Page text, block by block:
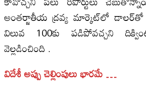
అంతర్జాతీయ ద్రవ్య మార్కెట్‌లో
విలువ 100కు పడిపోవచ్చని
వెల్లడించింది .
విదేశీ అప్పు చెల్లింపులు భారమే …